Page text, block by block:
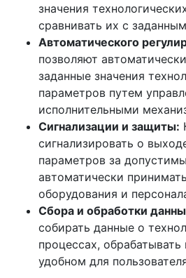
значения
сравнивать их с
Автоматического
позволяют
заданные значения
параметров путем
исполнительными
Сигнализации и защиты:
сигнализировать о
параметров за
автоматически
оборудования и
Сбора и обработки
собирать данные о
процессах,
удобном для